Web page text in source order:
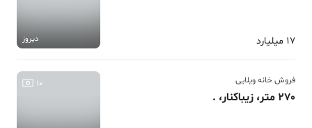
17 میلیارد دیروز
فروش خانه ویلایی
270 متر، زیباکنار، .
10